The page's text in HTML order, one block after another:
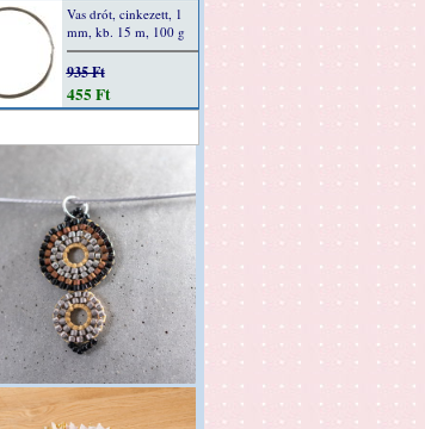
Vas drót, cinkezett, 1
mm, kb. 15 m, 100 g
935 Ft
455 Ft